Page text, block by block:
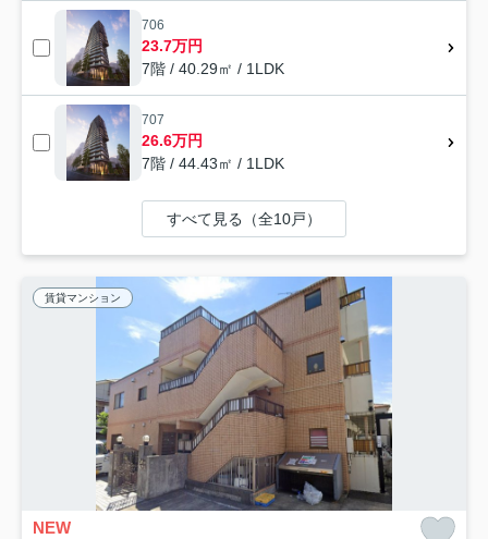
706
23.7万円
7階 / 40.29㎡ / 1LDK
707
26.6万円
7階 / 44.43㎡ / 1LDK
すべて見る（全10戸）
賃貸マンション
NEW